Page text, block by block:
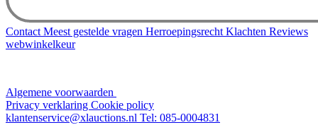
Contact Meest gestelde vragen Herroepingsrecht Klachten Reviews
webwinkelkeur
Algemene voorwaarden
Privacy verklaring Cookie policy
klantenservice@xlauctions.nl Tel: 085-0004831